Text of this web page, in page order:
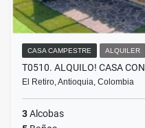
CASA CAMPESTRE ALQUILER
T0510. ALQUILO! CASA
El Retiro, Antioquia, Colombia
3Alcobas